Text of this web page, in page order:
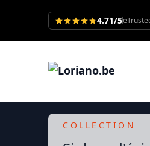
4.71/5
COLLECTION